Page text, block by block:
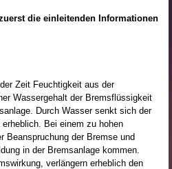
die einleitenden Informationen
Zeit Feuchtigkeit aus der
Wassergehalt der Bremsflüssigkeit
Durch Wasser senkt sich der
Bei einem zu hohen
Beanspruchung der Bremse und
in der Bremsanlage kommen.
verlängern erheblich den